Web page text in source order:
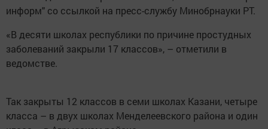
информ" со ссылкой на пресс-службу Минобрнауки РТ.
«В десяти школах республики по причине простудных
заболеваний закрыли 17 классов», – отметили в
ведомстве.
Так закрыты 12 классов в семи школах Казани, четыре
класса – в двух школах Менделеевского района и один